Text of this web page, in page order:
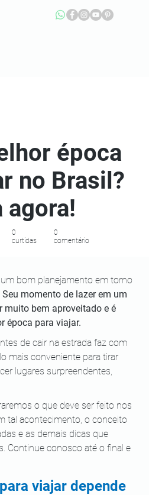
bom planejamento em torno
Seu momento de lazer em um
muito bem aproveitado e é
época para viajar.
de cair na estrada faz com
mais conveniente para tirar
lugares surpreendentes,
o que deve ser feito nos
tal acontecimento, o conceito
e as demais dicas que
Continue conosco até o final e
viajar depende
0
curtidas
0
comentário
época
no Brasil?
agora!